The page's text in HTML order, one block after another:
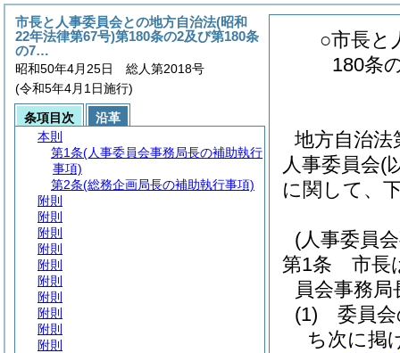
○市長と
180条
地方自治法
人事委員会(
に関して、
(人事委員
第1条
市長
員会事務局
(1)
委員
ち次に掲
市長と人事委員会との地方自治法(昭和
22年法律第67号)第180条の2及び第180条
の7…
昭和50年4月25日 総人第2018号
(令和5年4月1日施行)
条項目次
沿革
本則
第1条(人事委員会事務局長の補助執行
事項)
第2条(総務企画局長の補助執行事項)
附則
附則
附則
附則
附則
附則
附則
附則
附則
附則